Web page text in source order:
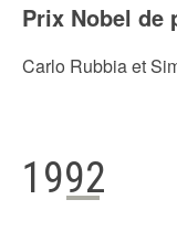
Prix Nobel de
Carlo Rubbia et
1992